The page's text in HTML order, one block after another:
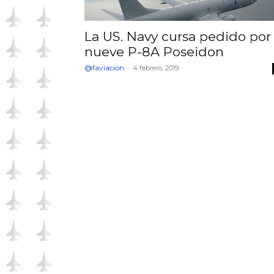
La US. Navy cursa pedido por
nueve P-8A Poseidon
@faviacion - 4 febrero, 2019